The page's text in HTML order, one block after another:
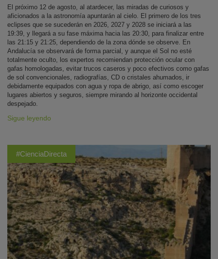
El próximo 12 de agosto, al atardecer, las miradas de curiosos y
aficionados a la astronomía apuntarán al cielo. El primero de los tres
eclipses que se sucederán en 2026, 2027 y 2028 se iniciará a las
19:39, y llegará a su fase máxima hacia las 20:30, para finalizar entre
las 21:15 y 21:25, dependiendo de la zona dónde se observe. En
Andalucía se observará de forma parcial, y aunque el Sol no esté
totalmente oculto, los expertos recomiendan protección ocular con
gafas homologadas, evitar trucos caseros y poco efectivos como gafas
de sol convencionales, radiografías, CD o cristales ahumados, ir
debidamente equipados con agua y ropa de abrigo, así como escoger
lugares abiertos y seguros, siempre mirando al horizonte occidental
despejado.
Sigue leyendo
#CienciaDirecta